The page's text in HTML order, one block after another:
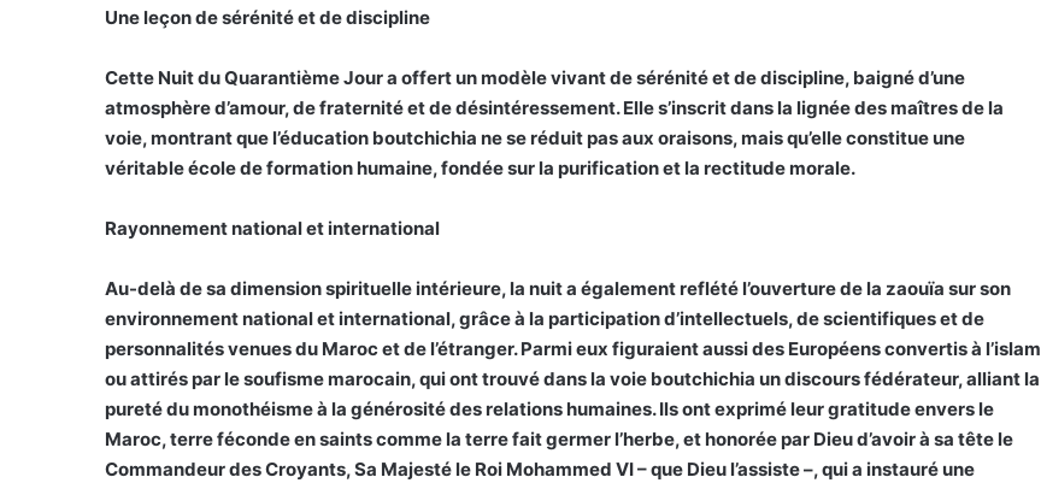
Une leçon de sérénité et de discipline
Cette Nuit du Quarantième Jour a offert un modèle vivant de sérénité et de discipline, baigné d’une
atmosphère d’amour, de fraternité et de désintéressement. Elle s’inscrit dans la lignée des maîtres de la
voie, montrant que l’éducation boutchichia ne se réduit pas aux oraisons, mais qu’elle constitue une
véritable école de formation humaine, fondée sur la purification et la rectitude morale.
Rayonnement national et international
Au-delà de sa dimension spirituelle intérieure, la nuit a également reflété l’ouverture de la zaouïa sur son
environnement national et international, grâce à la participation d’intellectuels, de scientifiques et de
personnalités venues du Maroc et de l’étranger. Parmi eux figuraient aussi des Européens convertis à l’islam
ou attirés par le soufisme marocain, qui ont trouvé dans la voie boutchichia un discours fédérateur, alliant la
pureté du monothéisme à la générosité des relations humaines. Ils ont exprimé leur gratitude envers le
Maroc, terre féconde en saints comme la terre fait germer l’herbe, et honorée par Dieu d’avoir à sa tête le
Commandeur des Croyants, Sa Majesté le Roi Mohammed VI – que Dieu l’assiste –, qui a instauré une